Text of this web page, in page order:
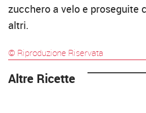
zucchero a velo e proseguite
altri.
© Riproduzione Riservata
Altre Ricette